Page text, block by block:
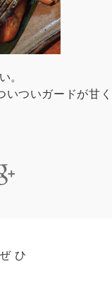
。
ついガードが甘く
ひ